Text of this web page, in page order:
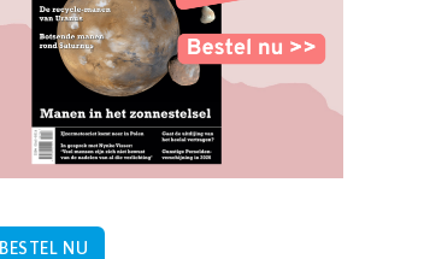
BESTEL NU